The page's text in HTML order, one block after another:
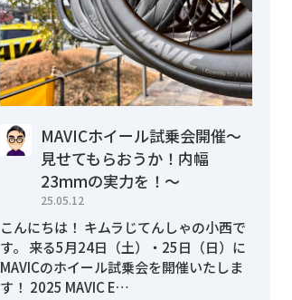
MAVICホイール試乗会開催～
見せてもらおうか！内幅
23mmの実力を！～
25.05.12
こんにちは！ キムラじてんしゃの小西で
す。 来る5月24日（土）・25日（日）に
MAVICのホイール試乗会を開催いたしま
す！ 2025 MAVIC E…